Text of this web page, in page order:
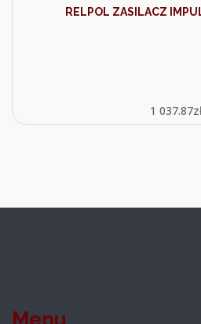
RELPOL ZASILACZ
1 037.87
Menu